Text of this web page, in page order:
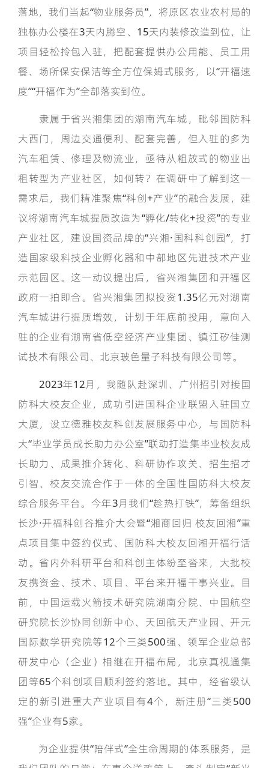
落地，我们当起“物业服务员”，将原区农业农村局的
独栋办公楼在3天内腾空、15天内装修改造到位，让
项目轻松拎包入驻，把配套提供办公用能、员工用
餐、场所保安保洁等全方位保姆式服务，以“开福速
度”“开福作为”全部落实到位。
隶属于省兴湘集团的湖南汽车城，毗邻国防科
大西门，周边交通便利、配套完善，但入驻的多为
汽车租赁、修理及物流业，亟待从粗放式的物业出
租转型为产业社区，如何转？在调研中了解到这一
需求后，我们精准聚焦“科创+产业”的融合发展，建
议将湖南汽车城提质改造为“孵化/转化+投资”的专业
产业社区，建设国资品牌的“兴湘·国科科创园”，打
造国家级科技企业孵化器和中部地区先进技术产业
示范园区。这一动议提出后，省兴湘集团和开福区
政府一拍即合。省兴湘集团拟投资1.35亿元对湖南
汽车城进行提质增效，计划于年底前投用，意向入
驻的企业有湖南省低空经济产业集团、镇江矽佳测
试技术有限公司、北京玻色量子科技有限公司等。
2023年12月，我随队赴深圳、广州招引对接国
防科大校友企业，成功引进国科企业联盟入驻国立
大厦，设立德雅校友科创发展服务中心，与国防科
大“毕业学员成长助力办公室”联动打造集毕业校友成
长助力、成果推介转化、科研协作攻关、招生招才
引智、校友交流合作于一体的全国性国防科大校友
综合服务平台。今年3月我们“趁热打铁”，筹备组织
长沙·开福科创谷推介大会暨“湘商回归 校友回湘”重
点项目集中签约仪式、国防科大校友回湘开福行活
动。省内外科研平台和科创主体纷至沓来，大批校
友携资金、技术、项目、平台来开福干事兴业。目
前，中国运载火箭技术研究院湖南分院、中国航空
研究院长沙协同创新中心、天回航天产业园、开元
国际数学研究院等12个三类500强、领军企业总部
研发中心（企业）相继在开福布局，北京真视通集
团等65个科创项目顺利签约落地。其中，经省级认
定的新引进重大产业项目有4个，新注册“三类500
强”企业有5家。
为企业提供“陪伴式”全生命周期的体系服务，是